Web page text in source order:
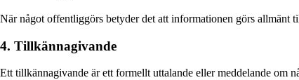
När något offentliggörs betyder det att informationen görs allmänt
4. Tillkännagivande
Ett tillkännagivande är ett formellt uttalande eller meddelande om